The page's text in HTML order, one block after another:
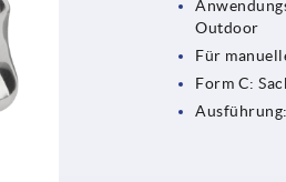
Outdoor
Für
Form C: